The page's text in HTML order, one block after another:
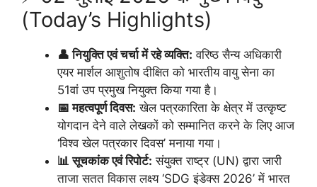
(Today’s Highlights)
👤 नियुक्ति एवं चर्चा में रहे व्यक्ति: वरिष्ठ सैन्य अधिकारी
एयर मार्शल आशुतोष दीक्षित को भारतीय वायु सेना का
51वां उप प्रमुख नियुक्त किया गया है।
📅 महत्वपूर्ण दिवस: खेल पत्रकारिता के क्षेत्र में उत्कृष्ट
योगदान देने वाले लेखकों को सम्मानित करने के लिए आज
‘विश्व खेल पत्रकार दिवस’ मनाया गया।
📊 सूचकांक एवं रिपोर्ट: संयुक्त राष्ट्र (UN) द्वारा जारी
ताजा सतत विकास लक्ष्य ‘SDG इंडेक्स 2026’ में भारत